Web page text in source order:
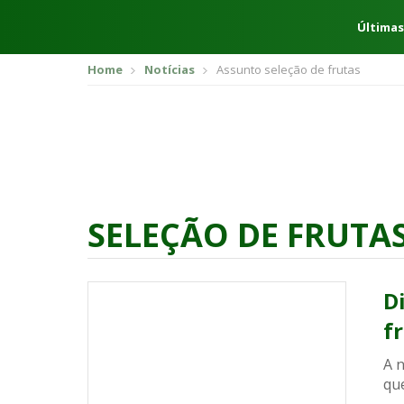
Home Notícias Assunto seleção de frutas
SELEÇÃO DE
A